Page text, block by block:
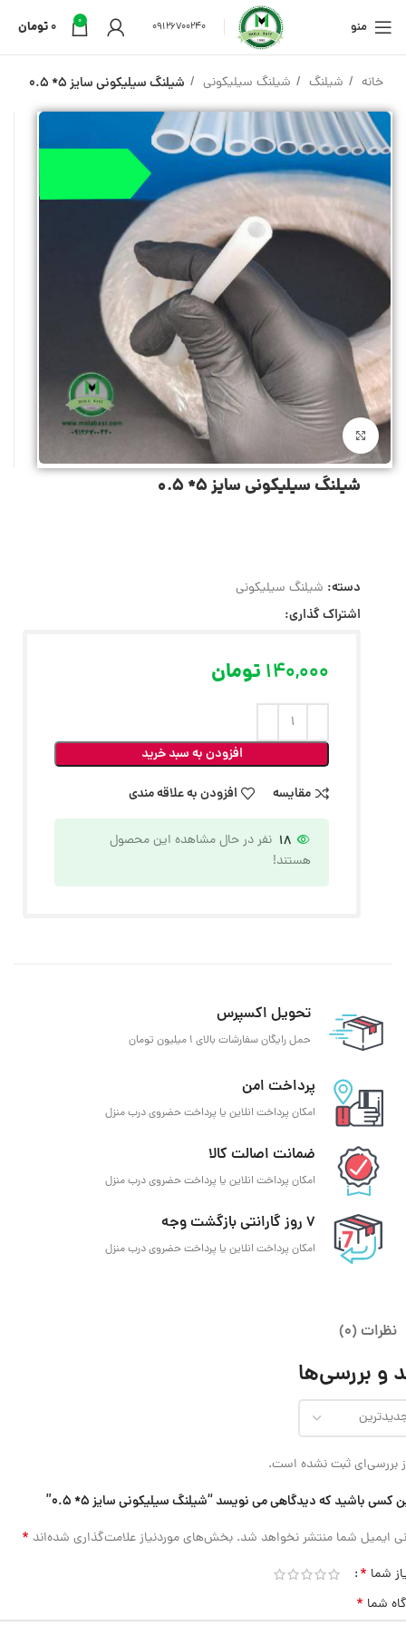
منو 09126700240
0
0تومان
خانه شیلنگ شیلنگ سیلیکونی شیلنگ سیلیکونی سایز 5* 0.5
بزرگنمایی تصویر
شیلنگ سیلیکونی سایز 5* 0.5
دسته: شیلنگ سیلیکونی
اشتراک گذاری:
140,000 تومان
افزودن به سبد خرید
مقایسه
افزودن به علاقه مندی
18 نفر در حال مشاهده این محصول
هستند!
تحویل اکسپرس
حمل رایگان سفارشات بالای 1 میلیون تومان
پرداخت امن
امکان پرداخت انلاین یا پرداخت حضروی درب منزل
ضمانت اصالت کالا
امکان پرداخت انلاین یا پرداخت حضروی درب منزل
7 روز گارانتی بازگشت وجه
امکان پرداخت انلاین یا پرداخت حضروی درب منزل
نظرات (0)
و بررسی‌ها
بررسی‌ای ثبت نشده است.
کسی باشید که دیدگاهی می نویسد “شیلنگ سیلیکونی سایز 5* 0.5”
ایمیل شما منتشر نخواهد شد. بخش‌های موردنیاز علامت‌گذاری شده‌اند *
شما *
شما *